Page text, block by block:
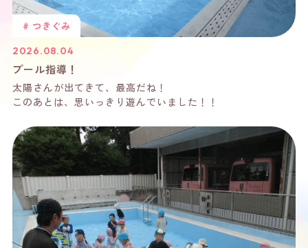
# つきぐみ
2026.08.04
プール指導！
太陽さんが出てきて、最高だね！
このあとは、思いっきり遊んでいました！！